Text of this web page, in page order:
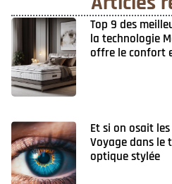
Top 9 des
la technologie
offre le confort
Et si on osait
Voyage dans le
optique stylée